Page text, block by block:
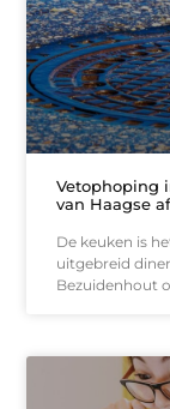
Vetophoping
van Haagse
De keuken is
uitgebreid
Bezuidenhout